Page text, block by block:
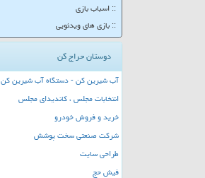
:: اسباب بازی
:: بازی های ویدئویی
دوستان حراج کن
آب شیرین کن - دستگاه آب شیرین کن
انتخابات مجلس ، کاندیدای مجلس
خرید و فروش خودرو
شرکت صنعتی سخت پوشش
طراحی سایت
فیش حج